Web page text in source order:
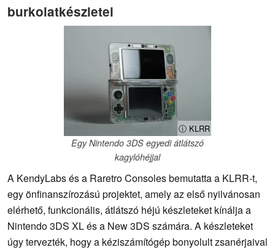
burkolatkészletei
ⓘ KLRR
Egy Nintendo 3DS egyedi átlátszó
kagylóhéjjal
A KendyLabs és a Raretro Consoles bemutatta a KLRR-t,
egy önfinanszírozású projektet, amely az első nyilvánosan
elérhető, funkcionális, átlátszó héjú készleteket kínálja a
Nintendo 3DS XL és a New 3DS számára. A készleteket
úgy tervezték, hogy a kéziszámítógép bonyolult zsanérjaival